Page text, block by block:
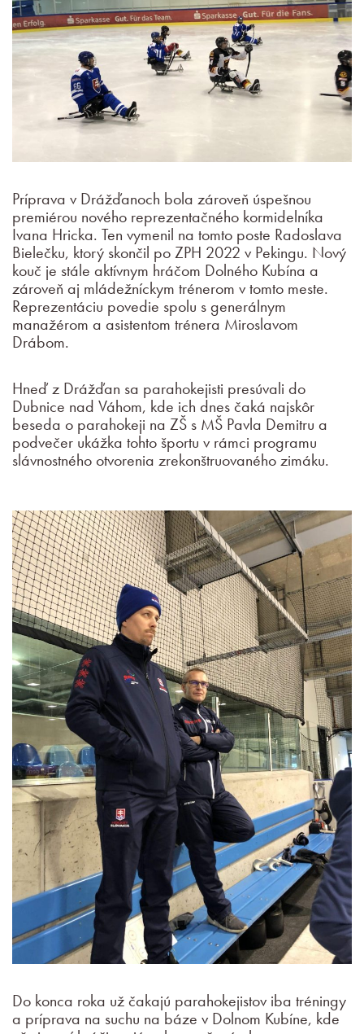
Príprava v Drážďanoch bola zároveň úspešnou
premiérou nového reprezentačného kormidelníka
Ivana Hricka. Ten vymenil na tomto poste Radoslava
Bielečku, ktorý skončil po ZPH 2022 v Pekingu. Nový
kouč je stále aktívnym hráčom Dolného Kubína a
zároveň aj mládežníckym trénerom v tomto meste.
Reprezentáciu povedie spolu s generálnym
manažérom a asistentom trénera Miroslavom
Drábom.
Hneď z Drážďan sa parahokejisti presúvali do
Dubnice nad Váhom, kde ich dnes čaká najskôr
beseda o parahokeji na ZŠ s MŠ Pavla Demitru a
podvečer ukážka tohto športu v rámci programu
slávnostného otvorenia zrekonštruovaného zimáku.
Do konca roka už čakajú parahokejistov iba tréningy
a príprava na suchu na báze v Dolnom Kubíne, kde